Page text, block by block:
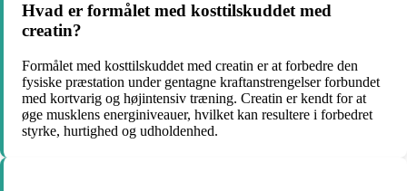
Hvad er formålet med kosttilskuddet med
creatin?
Formålet med kosttilskuddet med creatin er at forbedre den
fysiske præstation under gentagne kraftanstrengelser forbundet
med kortvarig og højintensiv træning. Creatin er kendt for at
øge musklens energiniveauer, hvilket kan resultere i forbedret
styrke, hurtighed og udholdenhed.